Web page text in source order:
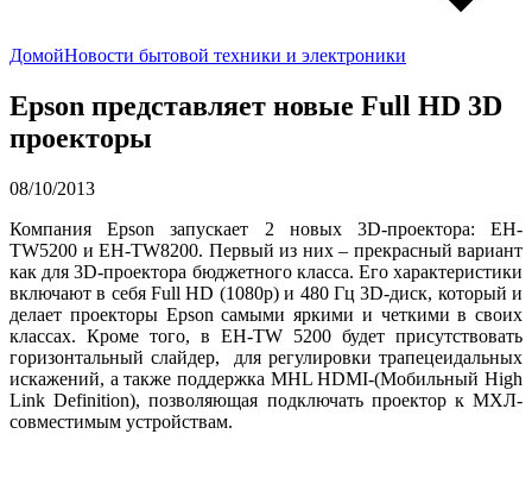
ДомойНовости бытовой техники и электроники
Epson представляет новые Full HD 3D
проекторы
08/10/2013
Компания Epson запускает 2 новых 3D-проектора: EH-
TW5200 и EH-TW8200. Первый из них – прекрасный вариант
как для 3D-проектора бюджетного класса. Его характеристики
включают в себя Full HD (1080p) и 480 Гц 3D-диск, который и
делает проекторы Epson самыми яркими и четкими в своих
классах. Кроме того, в EH-TW 5200 будет присутствовать
горизонтальный слайдер, для регулировки трапецеидальных
искажений, а также поддержка MHL HDMI-(Мобильный High
Link Definition), позволяющая подключать проектор к МХЛ-
совместимым устройствам.